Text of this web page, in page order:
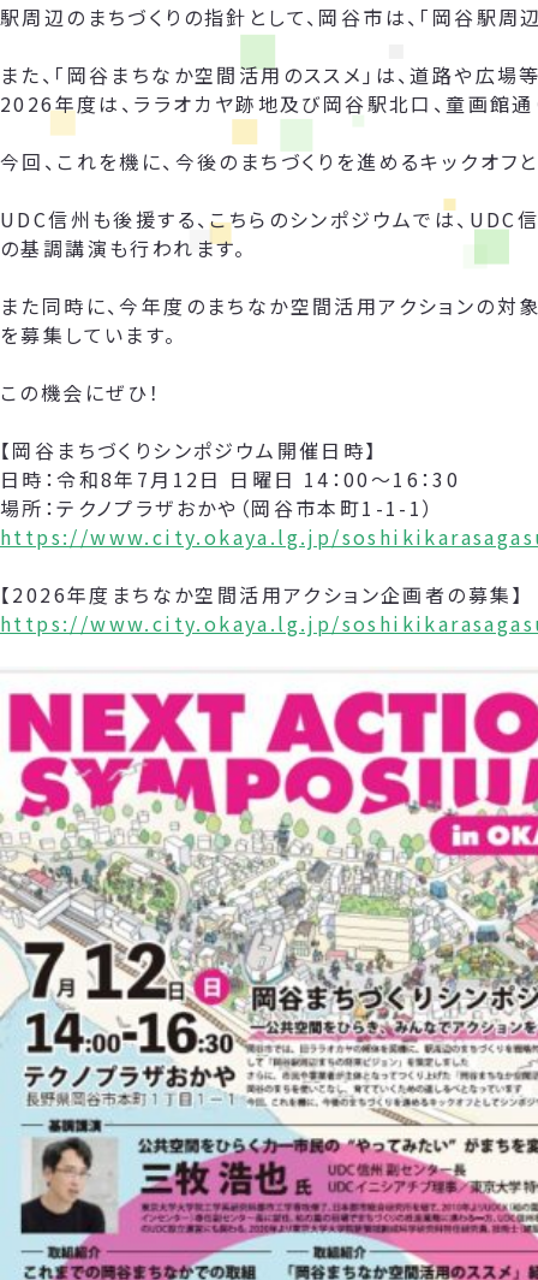
駅周辺のまちづくりの指針として、岡谷市は、「岡谷駅周
また、「岡谷まちなか空間活用のススメ」は、道路や広
2026年度は、ララオカヤ跡地及び岡谷駅北口、童画館通
今回、これを機に、今後のまちづくりを進めるキックオフ
UDC信州も後援する、こちらのシンポジウムでは、
の基調講演も行われます。
また同時に、今年度のまちなか空間活用アクションの対
を募集しています。
この機会にぜひ！
【岡谷まちづくりシンポジウム開催日時】
日時：令和8年7月12日 日曜日 14：00～16：30
場所：テクノプラザおかや（岡谷市本町1-1-1）
https://www.city.okaya.lg.jp/
【2026年度まちなか空間活用アクション企画者の募集】
https://www.city.okaya.lg.jp/